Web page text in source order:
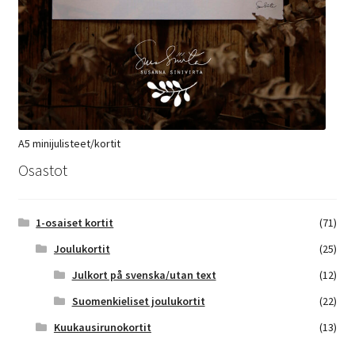
A5 minijulisteet/kortit
Osastot
1-osaiset kortit
(71)
Joulukortit
(25)
Julkort på svenska/utan text
(12)
Suomenkieliset joulukortit
(22)
Kuukausirunokortit
(13)